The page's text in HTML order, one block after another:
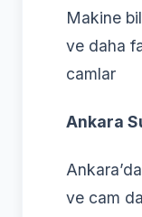
Makine
ve daha
camlar
Ankara
ve cam